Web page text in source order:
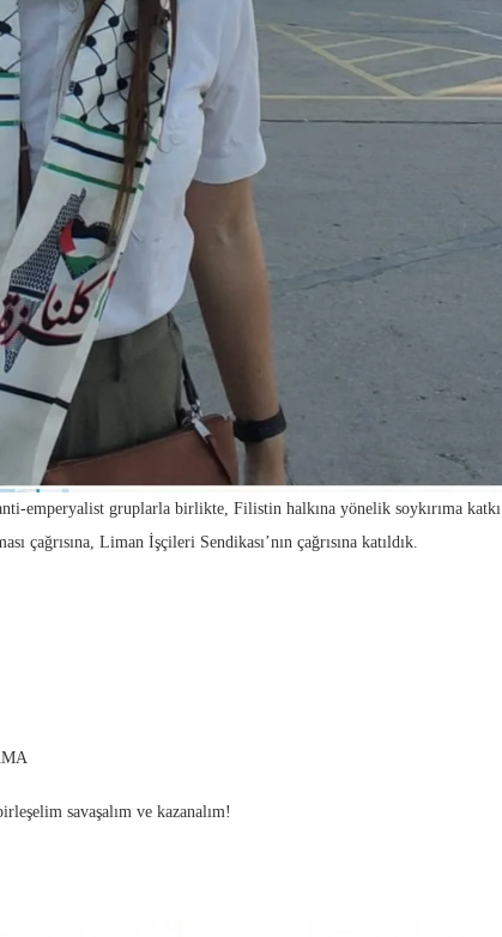
emperyalist gruplarla birlikte, Filistin halkına yönelik soykırıma katkı
çağrısına, Liman İşçileri Sendikası’nın çağrısına katıldık.
savaşalım ve kazanalım!